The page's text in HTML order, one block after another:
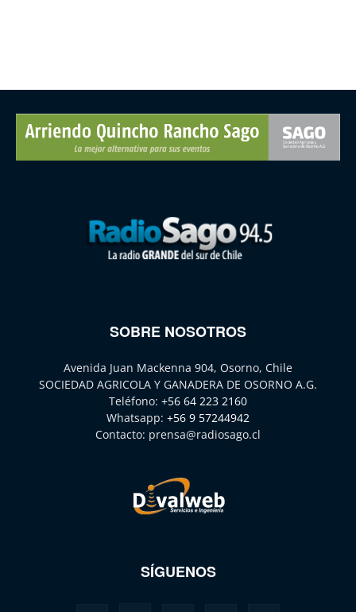
SOBRE NOSOTROS
Avenida Juan Mackenna 904, Osorno, Chile
SOCIEDAD AGRICOLA Y GANADERA DE OSORNO A.G.
Teléfono: +56 64 223 2160
Whatsapp: +56 9 57244942
Contacto: prensa@radiosago.cl
SÍGUENOS